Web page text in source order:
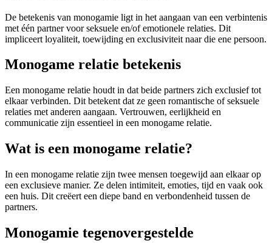
De betekenis van monogamie ligt in het aangaan van een verbintenis
met één partner voor seksuele en/of emotionele relaties. Dit
impliceert loyaliteit, toewijding en exclusiviteit naar die ene persoon.
Monogame relatie betekenis
Een monogame relatie houdt in dat beide partners zich exclusief tot
elkaar verbinden. Dit betekent dat ze geen romantische of seksuele
relaties met anderen aangaan. Vertrouwen, eerlijkheid en
communicatie zijn essentieel in een monogame relatie.
Wat is een monogame relatie?
In een monogame relatie zijn twee mensen toegewijd aan elkaar op
een exclusieve manier. Ze delen intimiteit, emoties, tijd en vaak ook
een huis. Dit creëert een diepe band en verbondenheid tussen de
partners.
Monogamie tegenovergestelde